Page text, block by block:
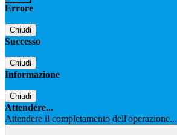
Errore
Chiudi
Successo
Chiudi
Informazione
Chiudi
Attendere...
Attendere il completamento dell'operazione...